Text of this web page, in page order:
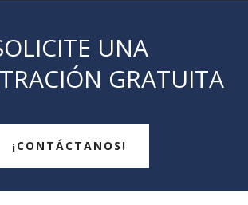
UNA
GRATUITA
¡CONTÁCTANOS!